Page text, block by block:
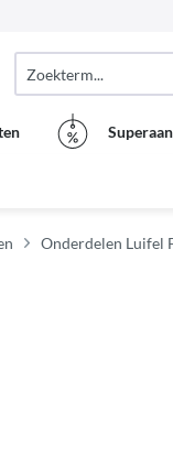
Onderdelen Luifel